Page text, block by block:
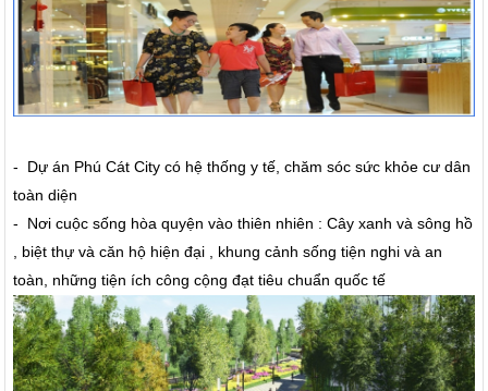
- Dự án Phú Cát City có hệ thống y tế, chăm sóc sức khỏe cư dân
toàn diện
- Nơi cuộc sống hòa quyện vào thiên nhiên : Cây xanh và sông hồ
, biệt thự và căn hộ hiện đại , khung cảnh sống tiện nghi và an
toàn, những tiện ích công cộng đạt tiêu chuẩn quốc tế